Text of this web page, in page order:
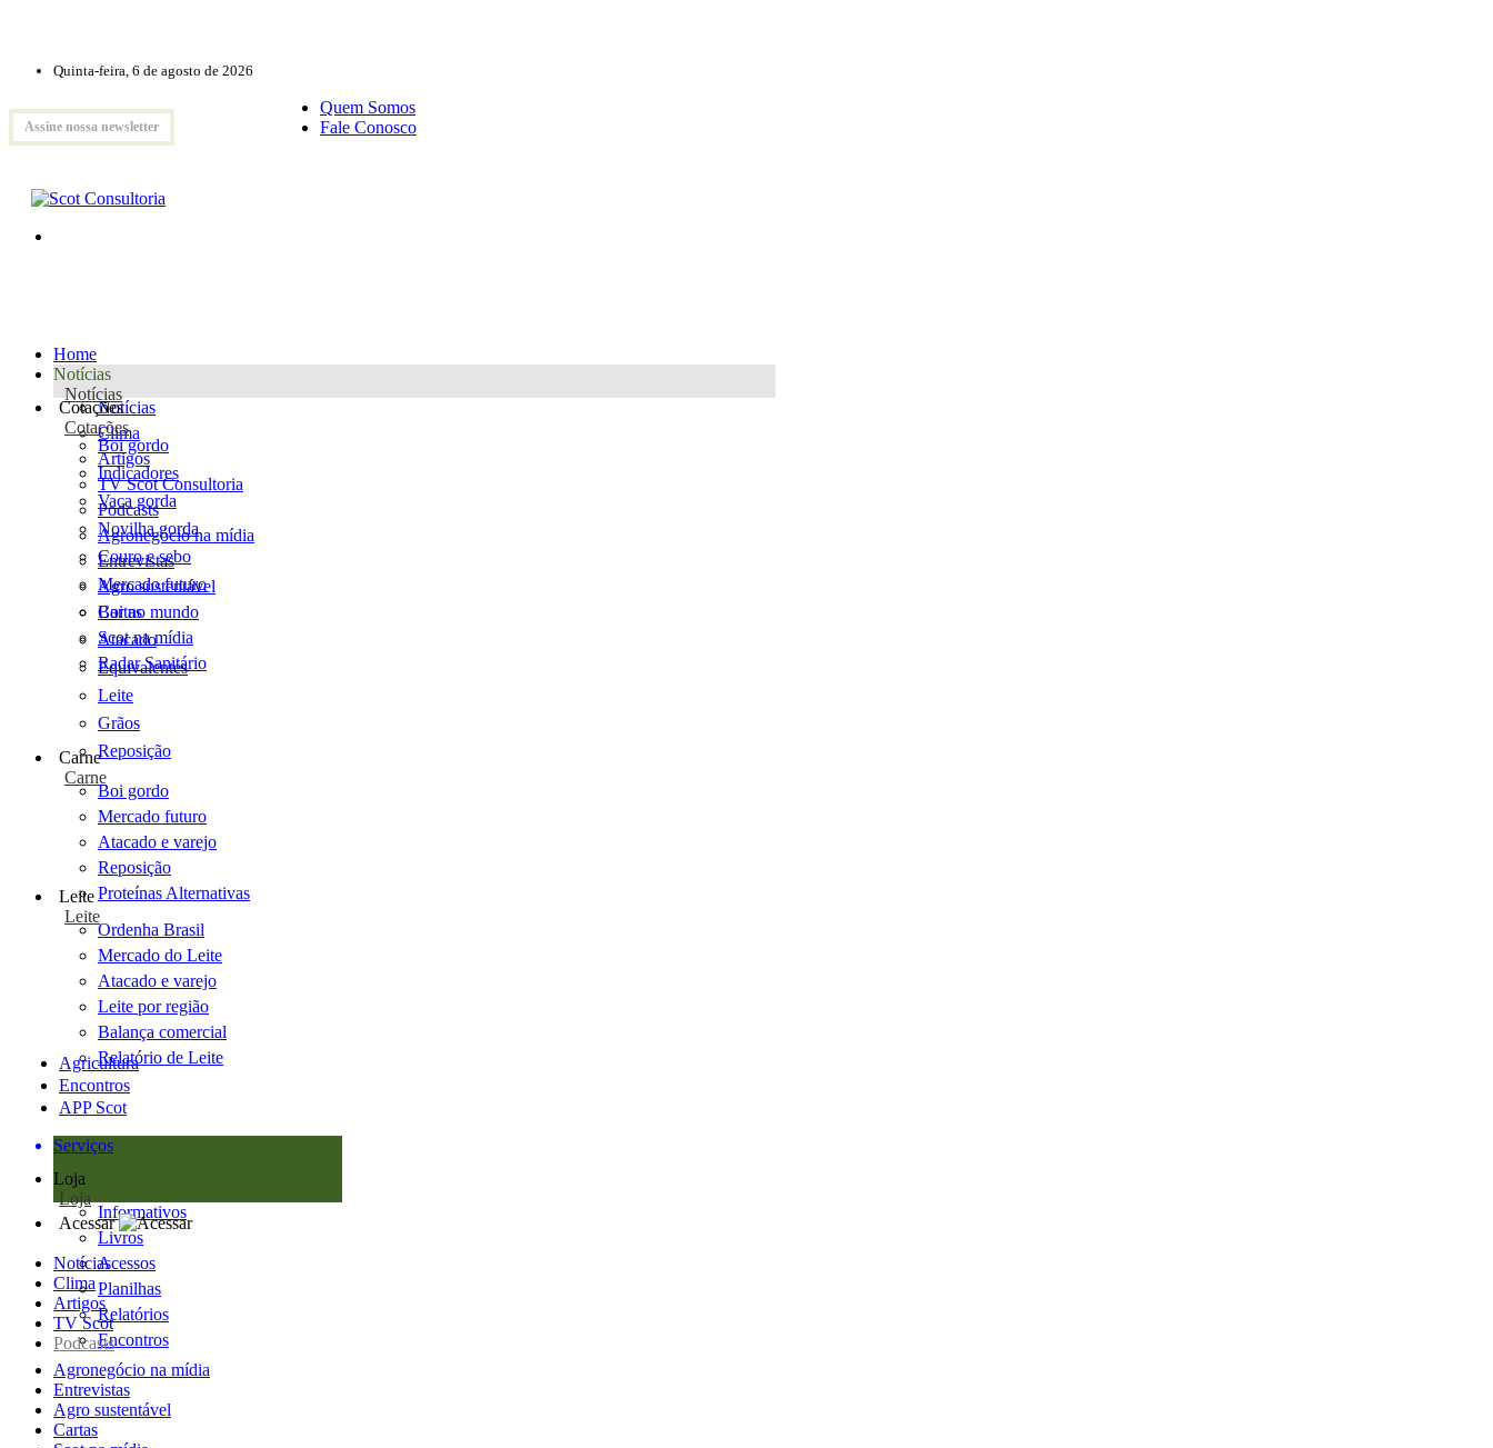
Quinta-feira, 6 de agosto de 2026
Assine nossa newsletter
Quem Somos
Fale Conosco
Home
Notícias
Notícias
Notícias
Clima
Artigos
TV Scot Consultoria
Podcasts
Agronegócio na mídia
Entrevistas
Agro sustentável
Cartas
Scot na mídia
Radar Sanitário
Cotações
Cotações
Boi gordo
Indicadores
Vaca gorda
Novilha gorda
Couro e sebo
Mercado futuro
Boi no mundo
Atacado
Equivalentes
Leite
Grãos
Reposição
Carne
Carne
Boi gordo
Mercado futuro
Atacado e varejo
Reposição
Proteínas Alternativas
Leite
Leite
Ordenha Brasil
Mercado do Leite
Atacado e varejo
Leite por região
Balança comercial
Relatório de Leite
Agricultura
Encontros
APP Scot
Serviços
Loja
Loja
Informativos
Livros
Acessos
Planilhas
Relatórios
Encontros
Acessar
Notícias
Clima
Artigos
TV Scot
Podcasts
Agronegócio na mídia
Entrevistas
Agro sustentável
Cartas